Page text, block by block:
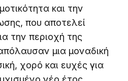
και την
που αποτελεί
την περιοχή της
μια μοναδική
χορό και ευχές για